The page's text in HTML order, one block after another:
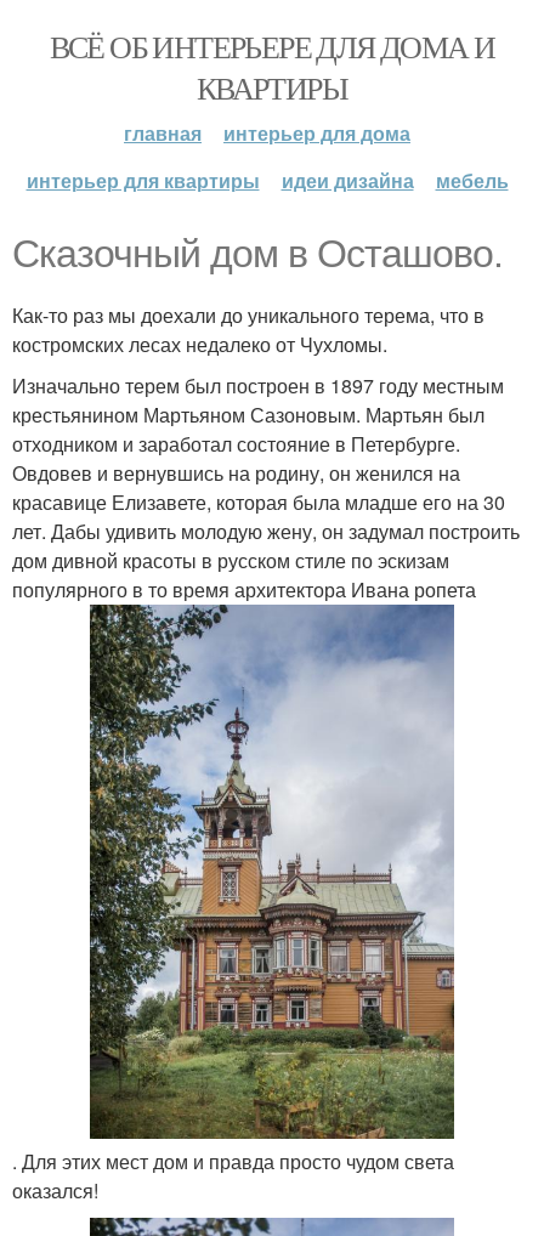
ВСЁ ОБ ИНТЕРЬЕРЕ ДЛЯ ДОМА И
КВАРТИРЫ
главная
интерьер для дома
интерьер для квартиры
идеи дизайна мебель
Сказочный дом в Осташово.
Как-то раз мы доехали до уникального терема, что в
костромских лесах недалеко от Чухломы.
Изначально терем был построен в 1897 году местным
крестьянином Мартьяном Сазоновым. Мартьян был
отходником и заработал состояние в Петербурге.
Овдовев и вернувшись на родину, он женился на
красавице Елизавете, которая была младше его на 30
лет. Дабы удивить молодую жену, он задумал построить
дом дивной красоты в русском стиле по эскизам
популярного в то время архитектора Ивана ропета
. Для этих мест дом и правда просто чудом света
оказался!